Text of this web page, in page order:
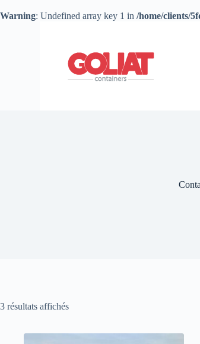
Warning: Undefined array key 1 in /home/clients/
3 résultats affichés